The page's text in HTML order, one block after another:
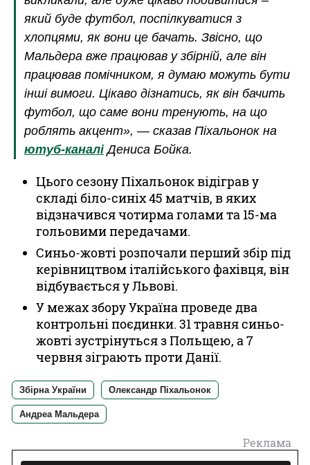
який буде футбол, поспілкуватися з
хлопцями, як вони це бачать. Звісно, що
Мальдера вже працював у збірній, але він
працював помічником, я думаю можуть бути
інші вимоги. Цікаво дізнатись, як він бачить
футбол, що саме вони тренують, на що
роблять акцент», — сказав Піхальонок на
ютуб-каналіДениса Бойка.
Цього сезону Піхальонок відіграв у
складі біло-синіх 45 матчів, в яких
відзначився чотирма голами та 15-ма
гольовими передачами.
Синьо-жовті розпочали перший збір під
керівництвом італійського фахівця, він
відбувається у Львові.
У межах збору Україна проведе два
контрольні поєдинки. 31 травня синьо-
жовті зустрінуться з Польщею, а 7
червня зіграють проти Данії.
Збірна України Олександр Піхальонок
Андреа Мальдера
Реклама